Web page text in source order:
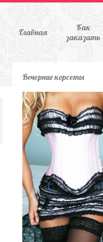
Главная
Как
заказать
Вечерние корсеты